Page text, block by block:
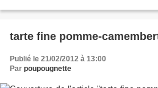
tarte fine pomme-
Publié le 21/02/2012 à 13:00
Par poupougnette